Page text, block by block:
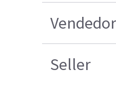
Vendedor
Seller